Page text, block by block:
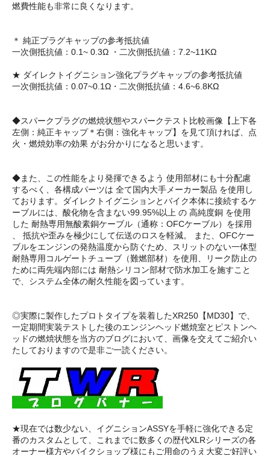
燃費性能も非常に良くなります。
＊ 純正プラグキャップの参考抵抗値
一次側抵抗値：0.1~ 0.3Ω ・二次側抵抗値：7.2~11KΩ
★ ダイレクトイグニション強化プラグキャップの参考抵抗値
一次側抵抗値：0.07~0.1Ω・二次側抵抗値：4.6~6.8KΩ
◆スパークプラグの燃焼状態やスパークテスト比較画像【上下各
左側：純正キャップ＊右側：強化キャップ】を見て頂ければ、点
火・燃焼効率の効果 がお分かりになると思います。
◆また、この性能をより発揮できるよう 使用部材にも十分配慮
するべく、各構成パーツは 全て国内大手メーカー製品 を使用し
ております。ダイレクトイグニションとバイク本体に接続するケ
ーブルには、酸化物を含まない99.95%以上 の 高純度銅 を使用
した 耐熱専用無酸素銅ケーブル（通称：OFCケーブル）を採用
、 抵抗や歪みを極少にして伝送のロスを軽減。 また、OFCケー
ブルをエンジンの発熱温度から防ぐため、スリットのない一体型
耐熱専用コルゲートチューブ（難燃部材）を使用、リーク防止の
ために両先端内部には 耐熱シリコン部材で防水加工を施すこと
で、システム全体の耐久性能を図っています。
◎実際に製作したプロトタイプを装着したXR250【MD30】で、
一定期間実装テストした後のエンジンヘッド燃焼室とピストンヘ
ッドの燃焼状態を当方のブログにおいて、画像を交えてご紹介い
たしておりますので是非ご一読ください。
★現在では数少ない、イグニションASSYを手軽に強化できる定
番のカスタムとして、これまでに数多くの歴代XLRシリーズの各
オーナー様方やバイクショップ様にもご用命のうえ大変ご好評い